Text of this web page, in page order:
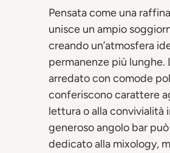
Pensata come una
unisce un ampio
creando un’atmosfera
permanenze più lunghe.
arredato con comode
conferiscono carattere
lettura o alla convivialità
generoso angolo bar
dedicato alla mixology,